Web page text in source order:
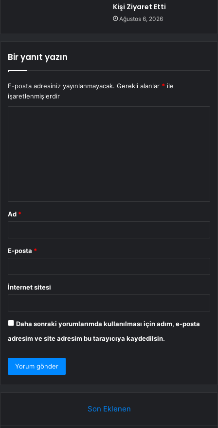
Kişi Ziyaret Etti
Ağustos 6, 2026
Bir yanıt yazın
E-posta adresiniz yayınlanmayacak. Gerekli alanlar * ile
işaretlenmişlerdir
Ad *
E-posta *
İnternet sitesi
Daha sonraki yorumlarımda kullanılması için adım, e-posta
adresim ve site adresim bu tarayıcıya kaydedilsin.
Son Eklenen